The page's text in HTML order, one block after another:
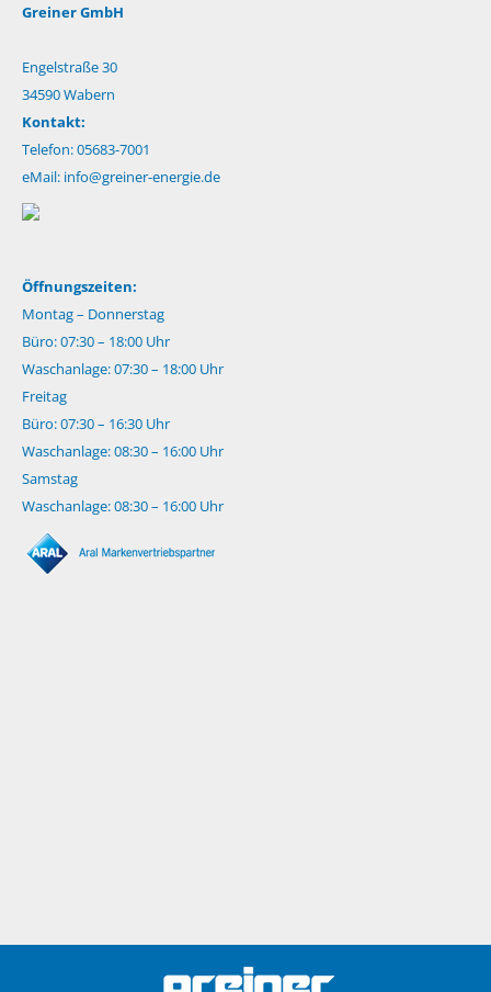
Greiner GmbH
Engelstraße 30
34590 Wabern
Kontakt:
Telefon: 05683-7001
eMail: info@greiner-energie.de
Öffnungszeiten:
Montag – Donnerstag
Büro: 07:30 – 18:00 Uhr
Waschanlage: 07:30 – 18:00 Uhr
Freitag
Büro: 07:30 – 16:30 Uhr
Waschanlage: 08:30 – 16:00 Uhr
Samstag
Waschanlage: 08:30 – 16:00 Uhr